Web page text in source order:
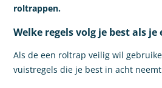
roltrappen.
Welke regels volg je best als
Als de een roltrap veilig wil
vuistregels die je best in acht